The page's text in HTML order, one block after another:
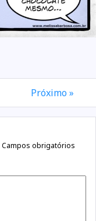
Próximo »
Campos obrigatórios